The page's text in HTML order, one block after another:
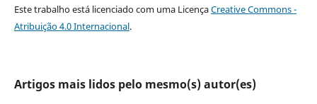
Este trabalho está licenciado com uma LicençaCreative Commons -
Atribuição 4.0 Internacional.
Artigos mais lidos pelo mesmo(s) autor(es)